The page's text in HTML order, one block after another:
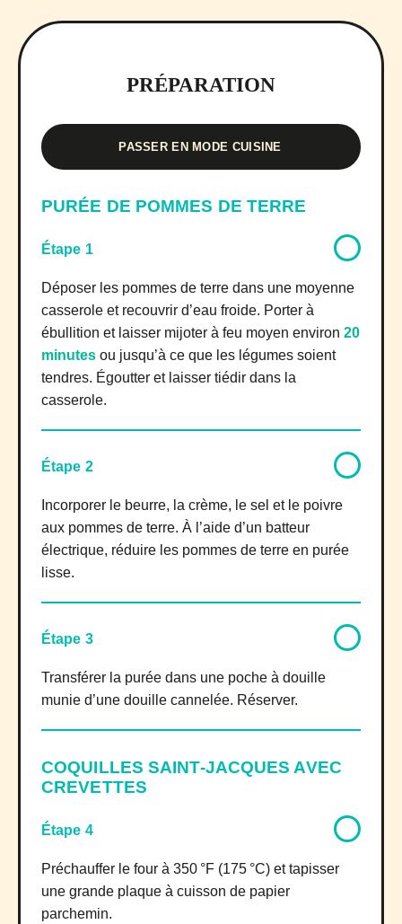
PRÉPARATION
PASSER EN MODE CUISINE
PURÉE DE POMMES DE TERRE
Étape 1
Déposer les pommes de terre dans une moyenne
casserole et recouvrir d’eau froide. Porter à
ébullition et laisser mijoter à feu moyen environ 20
minutes ou jusqu’à ce que les légumes soient
tendres. Égoutter et laisser tiédir dans la
casserole.
Étape 2
Incorporer le beurre, la crème, le sel et le poivre
aux pommes de terre. À l’aide d’un batteur
électrique, réduire les pommes de terre en purée
lisse.
Étape 3
Transférer la purée dans une poche à douille
munie d’une douille cannelée. Réserver.
COQUILLES SAINT-JACQUES AVEC
CREVETTES
Étape 4
Préchauffer le four à 350 °F (175 °C) et tapisser
une grande plaque à cuisson de papier
parchemin.